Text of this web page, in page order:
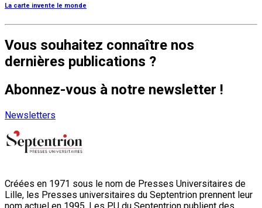
La carte invente le monde
Vous souhaitez connaître nos
dernières publications ?
Abonnez-vous à notre newsletter !
Newsletters
Créées en 1971 sous le nom de Presses Universitaires de
Lille, les Presses universitaires du Septentrion prennent leur